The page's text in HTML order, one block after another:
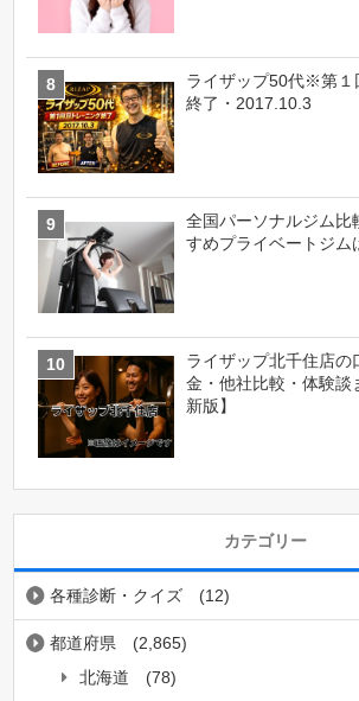
ライザップ50代※第１
終了・2017.10.3
全国パーソナルジム
すめプライベートジム
ライザップ北千住店の
金・他社比較・体験談
新版】
カテゴリー
各種診断・クイズ (12)
都道府県
(2,865)
北海道
(78)